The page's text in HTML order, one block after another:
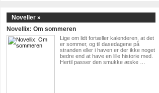
Noveller »
Novellix: Om sommeren
Lige om lidt fortæller kalenderen, at det
er sommer, og til dasedagene på
stranden eller i haven er der ikke noget
bedre end at have en lille historie med.
Hertil passer den smukke æske …